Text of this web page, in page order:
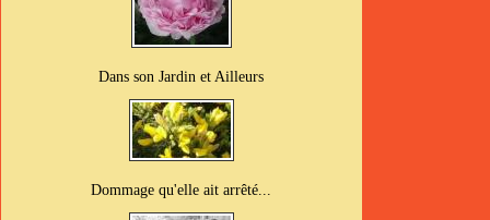
Dans son Jardin et Ailleurs
Dommage qu'elle ait arrêté...